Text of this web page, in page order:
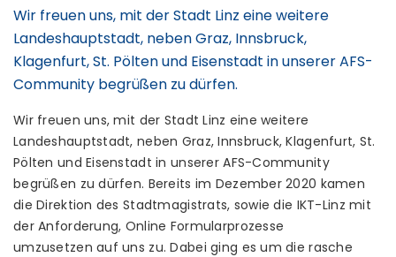
Wir freuen uns, mit der Stadt Linz eine weitere
Landeshauptstadt, neben Graz, Innsbruck,
Klagenfurt, St. Pölten und Eisenstadt in unserer AFS-
Community begrüßen zu dürfen.
Wir freuen uns, mit der Stadt Linz eine weitere
Landeshauptstadt, neben Graz, Innsbruck, Klagenfurt, St.
Pölten und Eisenstadt in unserer AFS-Community
begrüßen zu dürfen. Bereits im Dezember 2020 kamen
die Direktion des Stadtmagistrats, sowie die IKT-Linz mit
der Anforderung, Online Formularprozesse
umzusetzen auf uns zu. Dabei ging es um die rasche